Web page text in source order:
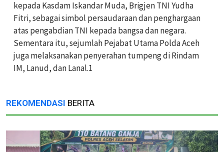
kepada Kasdam Iskandar Muda, Brigjen TNI Yudha
Fitri, sebagai simbol persaudaraan dan penghargaan
atas pengabdian TNI kepada bangsa dan negara.
Sementara itu, sejumlah Pejabat Utama Polda Aceh
juga melaksanakan penyerahan tumpeng di Rindam
IM, Lanud, dan Lanal.1
REKOMENDASI BERITA